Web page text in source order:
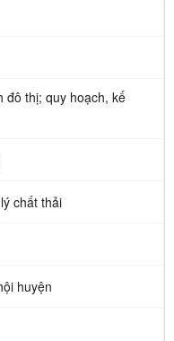
đô thị; quy hoạch, kế
chất thải
huyện